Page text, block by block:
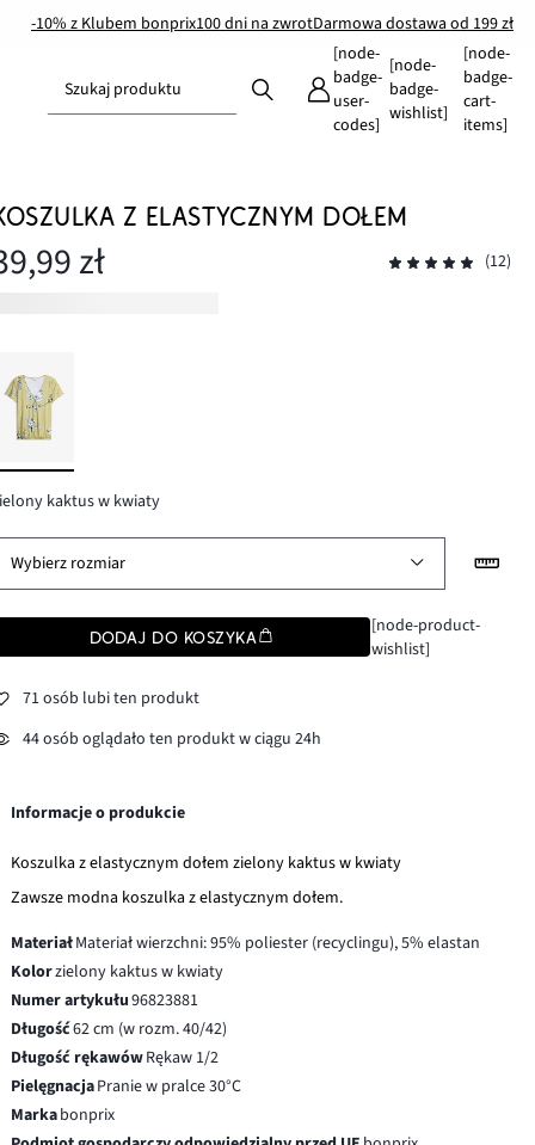
-10% z Klubem bonprix100 dni na zwrotDarmowa dostawa od 199 zł
Szukaj produktu
[node-
badge-
user-
codes]
[node-
badge-
wishlist]
[node-
badge-
cart-
items]
Z ELASTYCZNYM DOŁEM
zł (12)
kaktus w kwiaty
Wybierz rozmiar
DODAJ DO KOSZYKA
[node-product-
wishlist]
71 osób lubi ten produkt
44 osób oglądało ten produkt w ciągu 24h
Informacje o produkcie
Koszulka z elastycznym dołem zielony kaktus w kwiaty
Zawsze modna koszulka z elastycznym dołem.
MateriałMateriał wierzchni: 95% poliester (recyclingu), 5% elastan
Kolorzielony kaktus w kwiaty
Numer artykułu96823881
Długość62 cm (w rozm. 40/42)
Długość rękawówRękaw 1/2
PielęgnacjaPranie w pralce 30°C
Markabonprix